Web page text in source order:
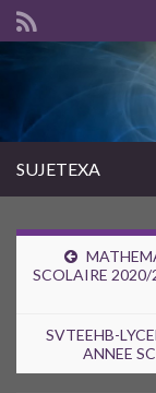
SUJETEXA
SCOLAIRE 2020/
SVTEEHB-
ANNEE